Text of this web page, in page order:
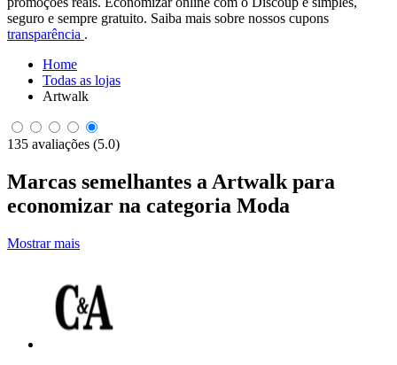
seguro e sempre gratuito. Saiba mais sobre nossos cupons
transparência .
Home
Todas as lojas
Artwalk
135 avaliações (5.0)
Marcas semelhantes a Artwalk para
economizar na categoria Moda
Mostrar mais